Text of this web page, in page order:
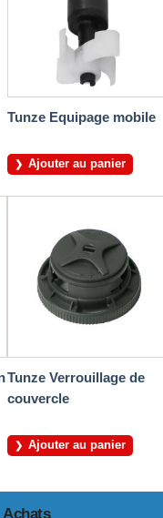
Tunze Equipage mobile
Ajouter au panier
Tunze Verrouillage de
couvercle
Ajouter au panier
Achats